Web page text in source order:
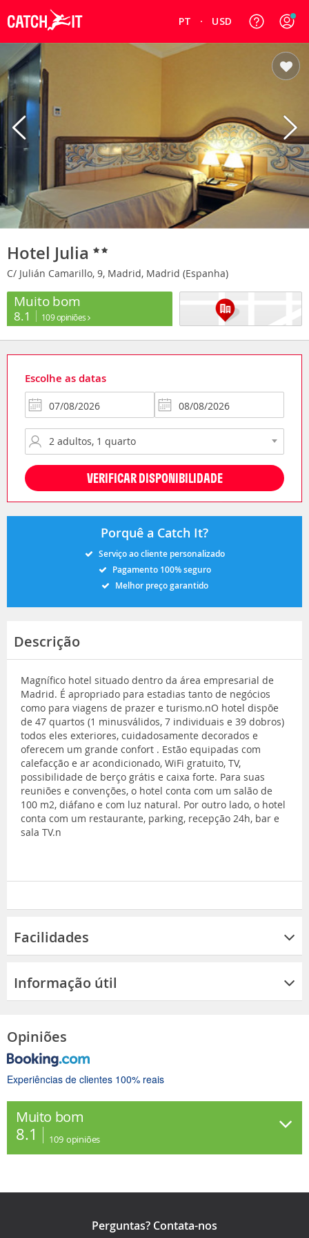
PT USD
Hotel Julia
C/ Julián Camarillo, 9, Madrid, Madrid (Espanha)
Muito bom
8.1 109 opiniões
Escolhe as datas
VERIFICAR DISPONIBILIDADE
Porquê a Catch It?
Serviço ao cliente personalizado
Pagamento 100% seguro
Melhor preço garantido
Descrição
Magnífico hotel situado dentro da área empresarial de
Madrid. É apropriado para estadias tanto de negócios
como para viagens de prazer e turismo.nO hotel dispõe
de 47 quartos (1 minusválidos, 7 individuais e 39 dobros)
todos eles exteriores, cuidadosamente decorados e
oferecem um grande confort . Estão equipadas com
calefacção e ar acondicionado, WiFi gratuito, TV,
possibilidade de berço grátis e caixa forte. Para suas
reuniões e convenções, o hotel conta com um salão de
100 m2, diáfano e com luz natural. Por outro lado, o hotel
conta com um restaurante, parking, recepção 24h, bar e
sala TV.n
Facilidades
Informação útil
Opiniões
Experiências de clientes 100% reais
Muito bom
8.1 109 opiniões
Perguntas? Contata-nos